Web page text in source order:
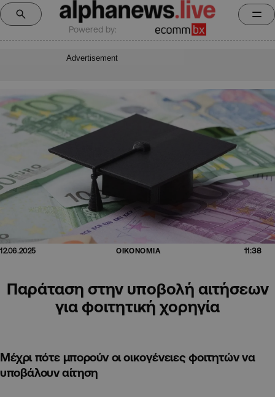
Powered by:
Advertisement
12.06.2025 ΟΙΚΟΝΟΜΙΑ 11:38
Παράταση στην υποβολή αιτήσεων
για φοιτητική χορηγία
Μέχρι πότε μπορούν οι οικογένειες φοιτητών να
υποβάλουν αίτηση